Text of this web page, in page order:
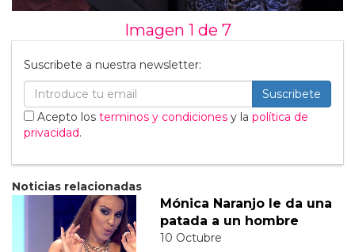
Imagen 1 de 7
Suscribete a nuestra newsletter:
Suscribete
Acepto los terminos y condiciones y la política de
privacidad.
Noticias relacionadas
Mónica Naranjo le da una
patada a un hombre
10 Octubre